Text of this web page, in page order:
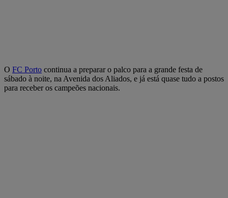
O FC Porto continua a preparar o palco para a grande festa de
sábado à noite, na Avenida dos Aliados, e já está quase tudo a postos
para receber os campeões nacionais.